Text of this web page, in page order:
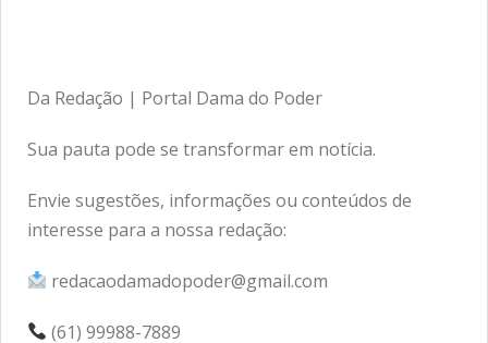
Da Redação | Portal Dama do Poder
Sua pauta pode se transformar em notícia.
Envie sugestões, informações ou conteúdos de
interesse para a nossa redação:
redacaodamadopoder@gmail.com
(61) 99988-7889